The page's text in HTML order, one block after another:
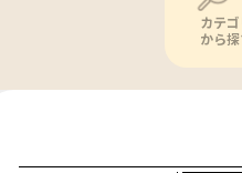
カテゴ
から